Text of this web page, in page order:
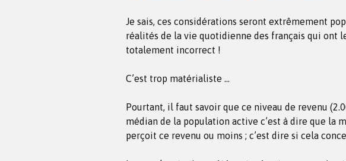
Je sais, ces considérations seront extrêmement
réalités de la vie quotidienne des français qui ont
totalement incorrect !
C’est trop matérialiste …
Pourtant, il faut savoir que ce niveau de revenu
médian de la population active c’est à dire que la
perçoit ce revenu ou moins ; c’est dire si cela